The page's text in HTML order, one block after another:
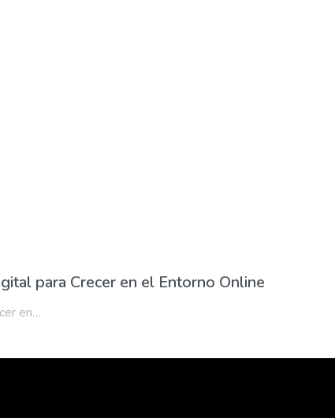
para Crecer en el Entorno Online
en…